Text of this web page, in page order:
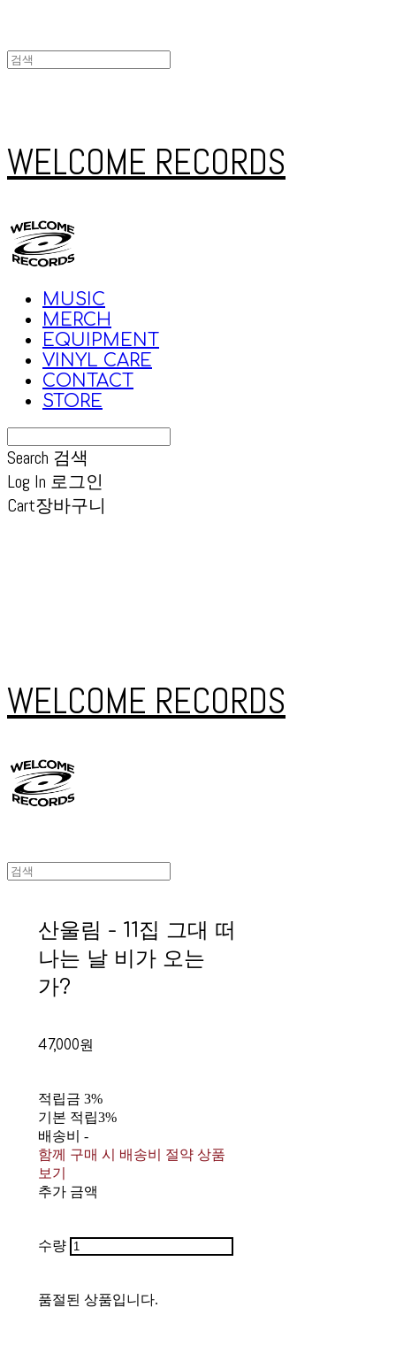
WELCOME RECORDS
MUSIC
MERCH
EQUIPMENT
VINYL CARE
CONTACT
STORE
Search 검색
Log In 로그인
Cart장바구니
WELCOME RECORDS
산울림 - 11집 그대 떠
나는 날 비가 오는
가?
47,000원
적립금 3%
기본 적립3%
배송비 -
함께 구매 시 배송비 절약 상품
보기
추가 금액
수량
품절된 상품입니다.